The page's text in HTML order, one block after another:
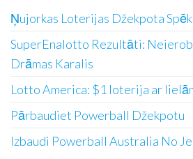
Ņujorkas Loterijas Džekpota
SuperEnalotto Rezultāti:
Drāmas Karalis
Lotto America: $1 loterija ar
Pārbaudiet Powerball Džekpotu
Izbaudi Powerball Australia No